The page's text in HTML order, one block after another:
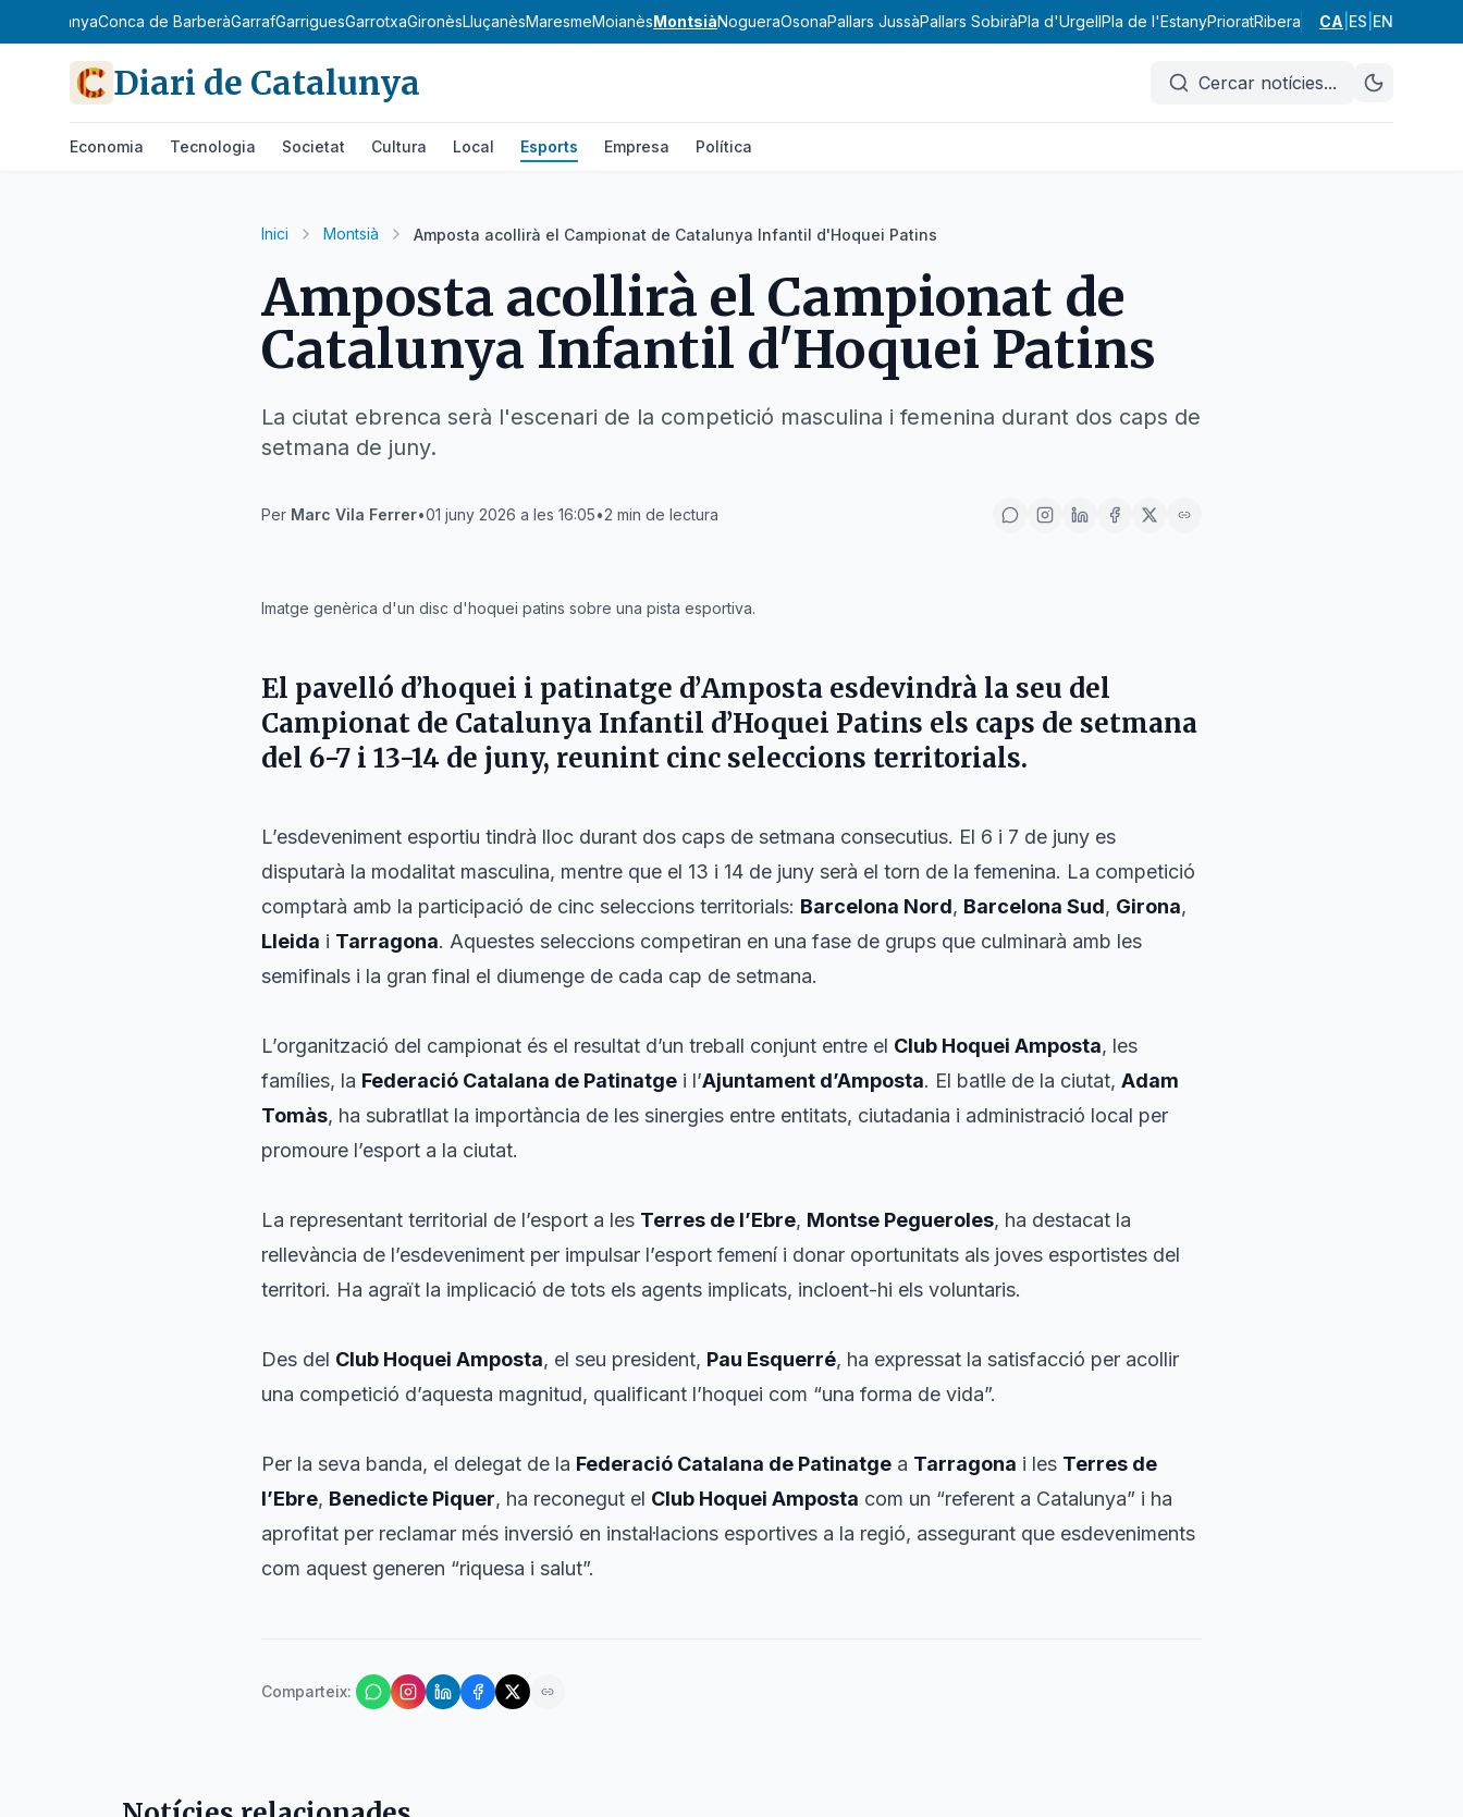
CerdanyaConca de BarberàGarrafGarriguesGarrotxaGironèsLluçanèsMaresmeMoianèsMontsiàNogueraOsonaPallars JussàPallars SobiràPla d'UrgellPla de l'EstanyPrioratRibera d'EbreRipollès
CA ES EN
Diari de Catalunya Cercar notícies...
Economia Tecnologia Societat Cultura Local Esports Empresa Política
Inici Montsià Amposta acollirà el Campionat de Catalunya Infantil d'Hoquei Patins
Amposta acollirà el Campionat de
Catalunya Infantil d'Hoquei Patins
La ciutat ebrenca serà l'escenari de la competició masculina i femenina durant dos caps de
setmana de juny.
Per Marc Vila Ferrer•01 juny 2026 a les 16:05•2 min de lectura
Imatge genèrica d'un disc d'hoquei patins sobre una pista esportiva.
El pavelló d’hoquei i patinatge d’Amposta esdevindrà la seu del
Campionat de Catalunya Infantil d’Hoquei Patins els caps de setmana
del 6-7 i 13-14 de juny, reunint cinc seleccions territorials.
L’esdeveniment esportiu tindrà lloc durant dos caps de setmana consecutius. El 6 i 7 de juny es
disputarà la modalitat masculina, mentre que el 13 i 14 de juny serà el torn de la femenina. La competició
comptarà amb la participació de cinc seleccions territorials: Barcelona Nord, Barcelona Sud, Girona,
Lleida i Tarragona. Aquestes seleccions competiran en una fase de grups que culminarà amb les
semifinals i la gran final el diumenge de cada cap de setmana.
L’organització del campionat és el resultat d’un treball conjunt entre el Club Hoquei Amposta, les
famílies, la Federació Catalana de Patinatge i l’Ajuntament d’Amposta. El batlle de la ciutat, Adam
Tomàs, ha subratllat la importància de les sinergies entre entitats, ciutadania i administració local per
promoure l’esport a la ciutat.
La representant territorial de l’esport a les Terres de l’Ebre, Montse Pegueroles, ha destacat la
rellevància de l’esdeveniment per impulsar l’esport femení i donar oportunitats als joves esportistes del
territori. Ha agraït la implicació de tots els agents implicats, incloent-hi els voluntaris.
Des del Club Hoquei Amposta, el seu president, Pau Esquerré, ha expressat la satisfacció per acollir
una competició d’aquesta magnitud, qualificant l’hoquei com “una forma de vida”.
Per la seva banda, el delegat de la Federació Catalana de Patinatge a Tarragona i les Terres de
l’Ebre, Benedicte Piquer, ha reconegut el Club Hoquei Amposta com un “referent a Catalunya” i ha
aprofitat per reclamar més inversió en instal·lacions esportives a la regió, assegurant que esdeveniments
com aquest generen “riquesa i salut”.
Comparteix: